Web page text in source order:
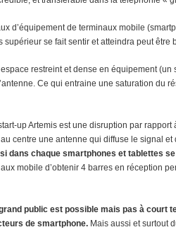
d’équipement de terminaux mobile
se fait sentir et atteindra peut être
restreint et dense en équipement
Ce qui entraine une saturation du
up Artemis est une disruption par
centre une antenne qui diffuse le signal
dans chaque smartphones et tablettes
mobile d’obtenir 4 barres en réception
public est possible mais pas à court
de smartphone. Mais aussi et surtout